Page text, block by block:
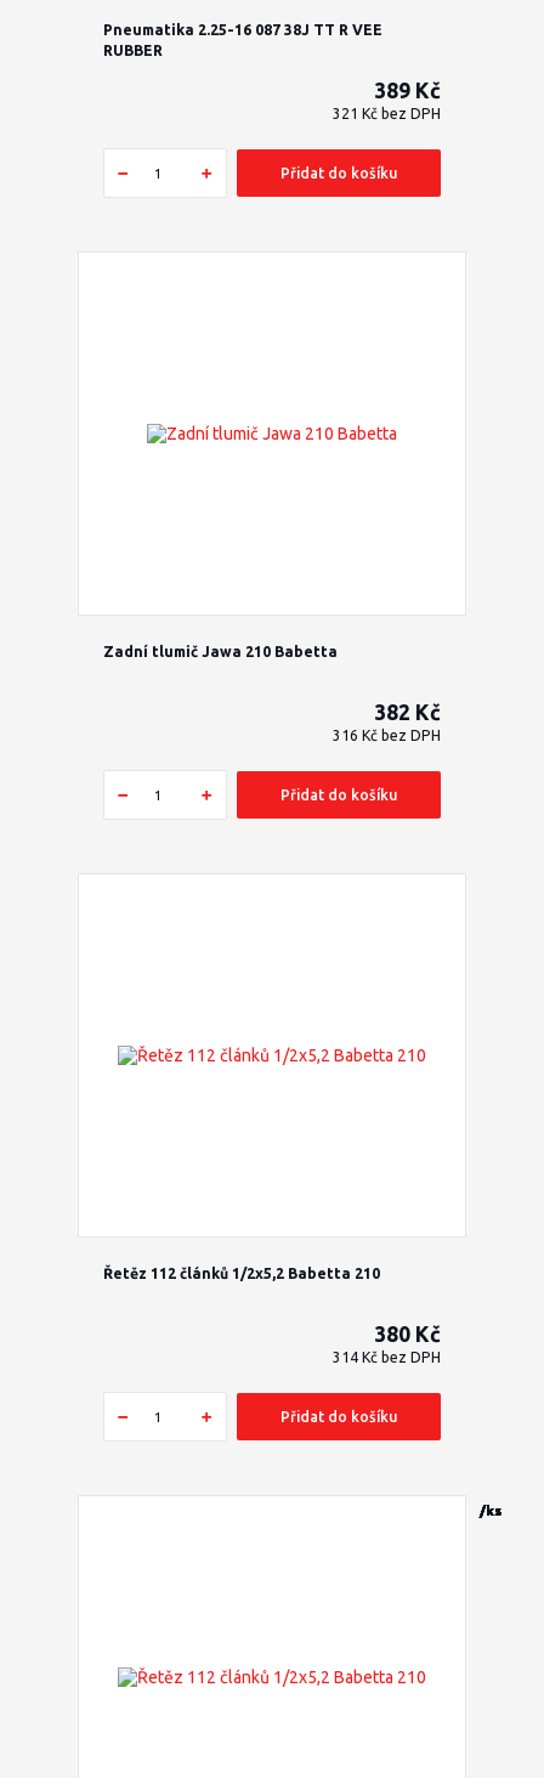
/ks
/ks
/ks
/ks
Pneumatika 2.25-16 087 38J TT R VEE
RUBBER
389 Kč
/ks
321 Kč bez DPH
Přidat do košíku
Zadní tlumič Jawa 210 Babetta
382 Kč
/ks
316 Kč bez DPH
Přidat do košíku
Řetěz 112 článků 1/2x5,2 Babetta 210
380 Kč
/ks
314 Kč bez DPH
Přidat do košíku
/ks
/ks
/ks
/ks
/ks